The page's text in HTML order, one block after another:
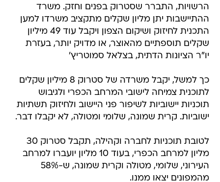
הרשויות, התברר שסטרוק בפנים וחזק. משרד
ההתיישבות יתן מליון שקלים מתקציב משרדו למען
התכנית לחיזוק ושיקום הצפון ויקבל עוד 49 מיליון
שקלים תוספתיים מהאוצר, או מדויק יותר, בעזרת
יו"ר הציונות הדתית, בצלאל סמוטריץ'
כך למשל, יקבל משרדה של סטרוק 8 מיליון שקלים
לתוכנית צמיחה לישובי המרחב הכפרי ולגיבוש
תוכניות יישוביות לשיפור פני היישוב ולחיזוק תשתיות
ישוביות. קרית שמונה, שלומי ומטולה, לא יקבלו דבר.
לטובת תוכניות לחברה וקהילה, תקבל סטרוק 30
מליון למרחב הכפרי, בעוד 10 מליון יועברו למרחב
העירוני, שלומי, מטולה וקרית שמונה, ש-58%
מהמפונים יצאו ממנו.